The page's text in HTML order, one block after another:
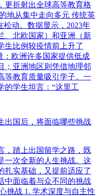
更折射出全球高等教育格
地从集中走向多元 传统英
松动。数据显示，2023年
、北欧国家）和亚洲（新
生比例较疫情前上升了
：欧洲许多国家提供低成
；亚洲地区则凭借地理邻
等教育质量吸引学子。一
的学生坦言：“这里工
出国后，将面临哪些挑战
，踏上出国留学之路，既
一次全新的人生挑战。这
扎实基础，又提前适应了
中面临着与众不同的挑战
挑战 1. 学术深度与自主性